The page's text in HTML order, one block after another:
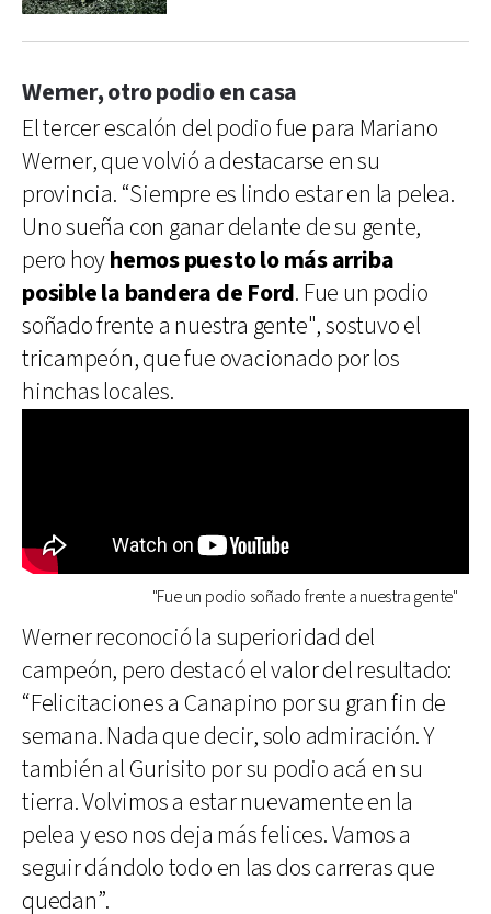
Werner, otro podio en casa
El tercer escalón del podio fue para Mariano
Werner, que volvió a destacarse en su
provincia. “Siempre es lindo estar en la pelea.
Uno sueña con ganar delante de su gente,
pero hoyhemos puesto lo más arriba
posible la bandera de Ford. Fue un podio
soñado frente a nuestra gente", sostuvo el
tricampeón, que fue ovacionado por los
hinchas locales.
"Fue un podio soñado frente a nuestra gente"
Werner reconoció la superioridad del
campeón, pero destacó el valor del resultado:
“Felicitaciones a Canapino por su gran fin de
semana. Nada que decir, solo admiración. Y
también al Gurisito por su podio acá en su
tierra. Volvimos a estar nuevamente en la
pelea y eso nos deja más felices. Vamos a
seguir dándolo todo en las dos carreras que
quedan”.